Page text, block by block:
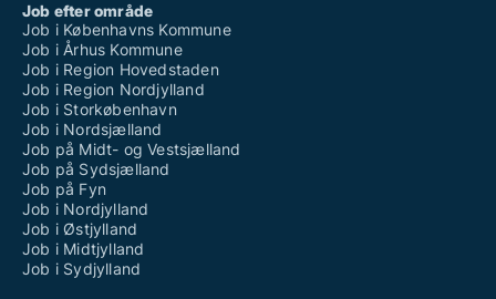
Job efter område
Job i Københavns Kommune
Job i Århus Kommune
Job i Region Hovedstaden
Job i Region Nordjylland
Job i Storkøbenhavn
Job i Nordsjælland
Job på Midt- og Vestsjælland
Job på Sydsjælland
Job på Fyn
Job i Nordjylland
Job i Østjylland
Job i Midtjylland
Job i Sydjylland